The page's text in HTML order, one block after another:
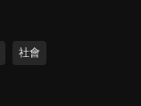
社會